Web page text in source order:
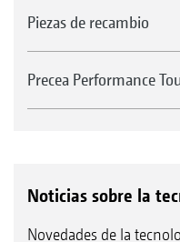
Piezas de recambio
Precea Performance
Noticias sobre la
Novedades de la